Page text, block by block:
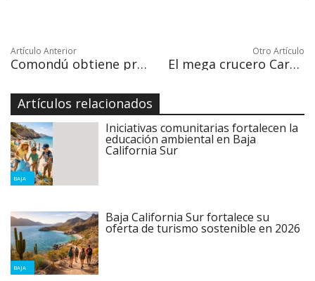
Artículo Anterior
Comondú obtiene primer lugar nacional en proyecto para extracción y suministro de agua potable
Otro Artículo
El mega crucero Carnival Splendor arribará a Cabo San Lucas
Artículos relacionados
BAJA
Iniciativas comunitarias fortalecen la
educación ambiental en Baja
California Sur
BAJA
Baja California Sur fortalece su
oferta de turismo sostenible en 2026